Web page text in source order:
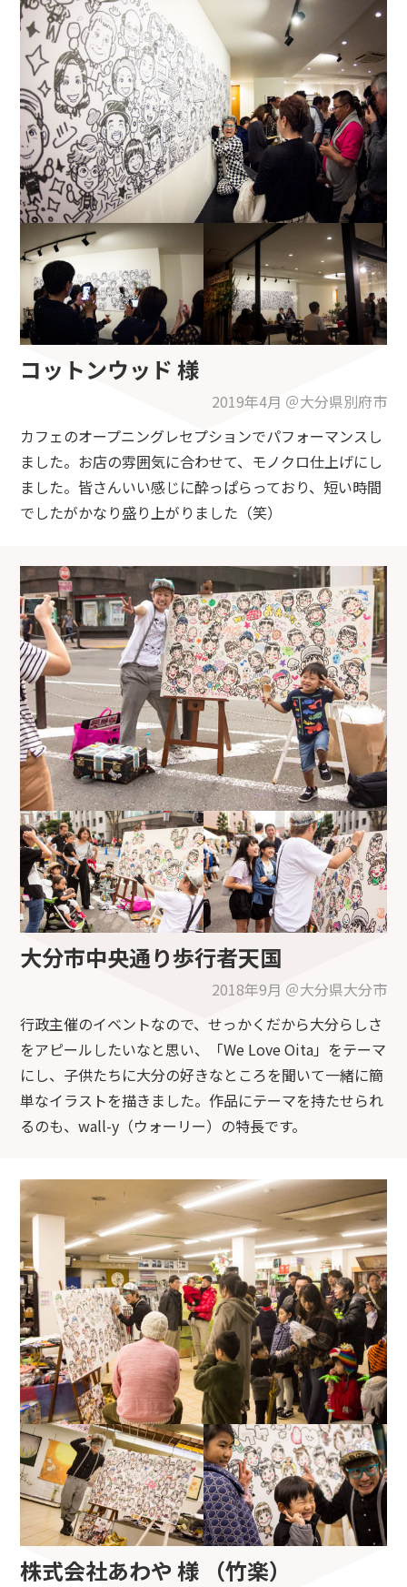
コットンウッド 様
2019年4月 ＠大分県別府市
カフェのオープニングレセプションでパフォーマンスし
ました。お店の雰囲気に合わせて、モノクロ仕上げにし
ました。皆さんいい感じに酔っぱらっており、短い時間
でしたがかなり盛り上がりました（笑）
大分市中央通り歩行者天国
2018年9月 ＠大分県大分市
行政主催のイベントなので、せっかくだから大分らしさ
をアピールしたいなと思い、「We Love Oita」をテーマ
にし、子供たちに大分の好きなところを聞いて一緒に簡
単なイラストを描きました。作品にテーマを持たせられ
るのも、wall-y（ウォーリー）の特長です。
株式会社あわや 様 （竹楽）